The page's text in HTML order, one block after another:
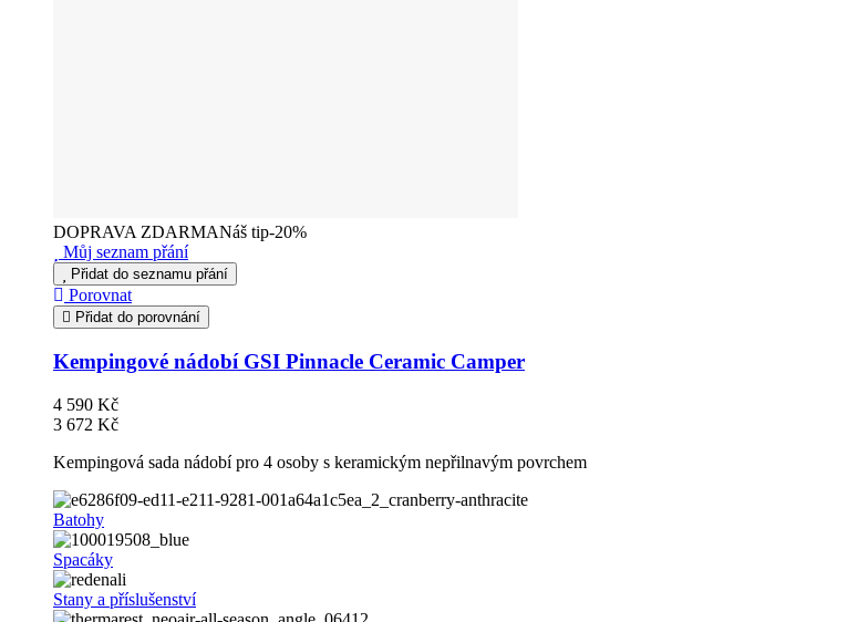
DOPRAVA ZDARMANáš tip-20%
Můj seznam přání
Přidat do seznamu přání
Porovnat
Přidat do porovnání
Kempingové nádobí GSI Pinnacle Ceramic Camper
4 590 Kč
3 672 Kč
Kempingová sada nádobí pro 4 osoby s keramickým nepřilnavým povrchem
Batohy
Spacáky
Stany a příslušenství